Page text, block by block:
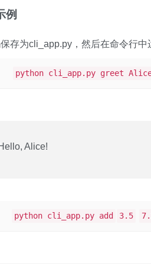
例
存为cli_app.py，然后在命令行中
python cli_app.py greet
Alice!
python cli_app.py add 3.5